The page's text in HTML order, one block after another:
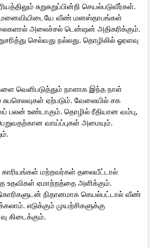
சுறுசுறுப்பின்றி செயல்படுவீர்கள்.
மனைவியிடையே வீண் மனஸ்தாபங்கள்
அலைச்சல் டென்ஷன் அதிகரிக்கும்.
செல்வது நல்லது. தொழிலில் ஓரளவு
வெளிபடுத்தும் நாளாக இந்த நாள்
சுபசெலவுகள் ஏற்படும். வேலையில் சக
பலன் உண்டாகும். தொழில் ரீதியான வம்பு,
வாய்ப்புகள் அமையும்.
மற்றவர்கள் தலையீட்டால்
உதவிகள் ஏமாற்றத்தை அளிக்கும்.
நிதானமாக செயல்பட்டால் வீண்
எடுக்கும் முயற்சிகளுக்கு
கிடைக்கும்.